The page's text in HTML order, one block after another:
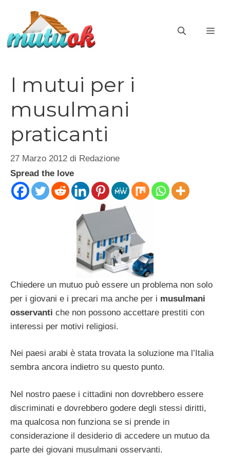
contenuto
I mutui per i
musulmani
praticanti
27 Marzo 2012 di Redazione
Spread the love
Chiedere un mutuo può essere un problema non solo
per i giovani e i precari ma anche per i musulmani
osservanti che non possono accettare prestiti con
interessi per motivi religiosi.
Nei paesi arabi è stata trovata la soluzione ma l’Italia
sembra ancora indietro su questo punto.
Nel nostro paese i cittadini non dovrebbero essere
discriminati e dovrebbero godere degli stessi diritti,
ma qualcosa non funziona se si prende in
considerazione il desiderio di accedere un mutuo da
parte dei giovani musulmani osservanti.